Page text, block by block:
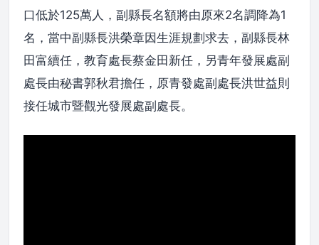
口低於125萬人，副縣長名額將由原來2名調降為1
名，當中副縣長洪榮章因生涯規劃求去，副縣長林
田富續任，教育處長蔡金田新任，另青年發展處副
處長由秘書郭秋君擔任，原青發處副處長洪世益則
接任城市暨觀光發展處副處長。